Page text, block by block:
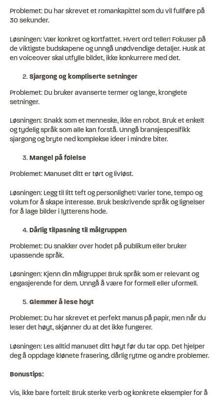
Problemet: Du har skrevet et romankapittel som du vil fullføre på
30 sekunder.
Løsningen: Vær konkret og kortfattet. Hvert ord teller! Fokuser på
de viktigste budskapene og unngå unødvendige detaljer. Husk at
en voiceover skal utfylle bildet, ikke konkurrere med det.
Sjargong og kompliserte setninger
Problemet: Du bruker avanserte termer og lange, kronglete
setninger.
Løsningen: Snakk som et menneske, ikke en robot. Bruk et enkelt
og tydelig språk som alle kan forstå. Unngå bransjespesifikk
sjargong og bryte ned komplekse ideer i mindre biter.
Mangel på følelse
Problemet: Manuset ditt er tørt og livløst.
Løsningen: Legg til litt teft og personlighet! Varier tone, tempo og
volum for å skape interesse. Bruk beskrivende språk og lignelser
for å lage bilder i lytterens hode.
Dårlig tilpasning til målgruppen
Problemet: Du snakker over hodet på publikum eller bruker
upassende språk.
Løsningen: Kjenn din målgruppe! Bruk språk som er relevant og
engasjerende for dem. Unngå å være for formell eller uformell.
Glemmer å lese høyt
Problemet: Du har skrevet et perfekt manus på papir, men når du
leser det høyt, skjønner du at det ikke fungerer.
Løsningen: Les alltid manuset ditt høyt før du tar opp. Det hjelper
deg å oppdage klønete frasering, dårlig rytme og andre problemer.
Bonustips:
Vis, ikke bare fortell: Bruk sterke verb og konkrete eksempler for å